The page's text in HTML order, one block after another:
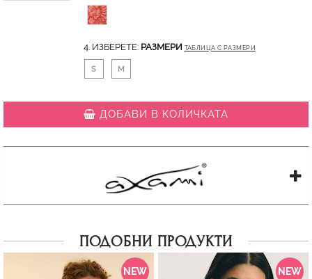
4. ИЗБЕРЕТЕ: РАЗМЕРИ ТАБЛИЦА С РАЗМЕРИ
S M
ДОБАВИ В КОЛИЧКАТА
ПОДОБНИ ПРОДУКТИ
NEW NEW